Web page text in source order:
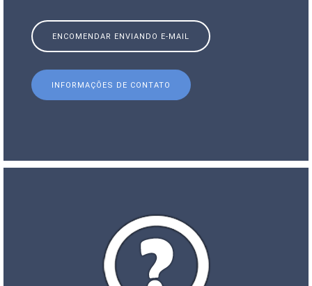
ENCOMENDAR ENVIANDO E-MAIL
INFORMAÇÕES DE CONTATO